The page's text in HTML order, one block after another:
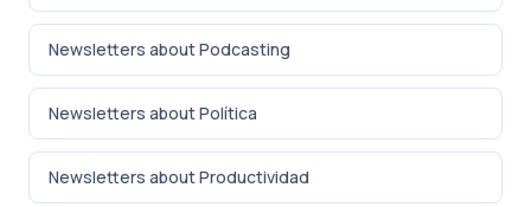
Newsletters about Podcasting
Newsletters about Política
Newsletters about Productividad